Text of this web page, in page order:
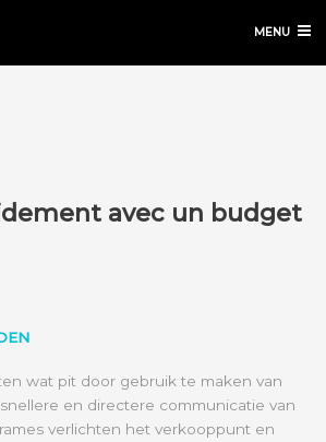
MENU
avec un budget
wat pit door gebruik te maken van
en directere communicatie van
verlichten het verkooppunt en